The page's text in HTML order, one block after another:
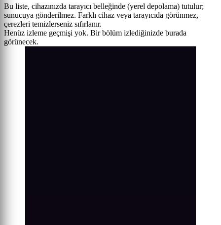
Bu liste, cihazınızda tarayıcı belleğinde (yerel depolama) tutulur;
sunucuya gönderilmez. Farklı cihaz veya tarayıcıda görünmez,
çerezleri temizlerseniz sıfırlanır.
Henüz izleme geçmişi yok. Bir bölüm izlediğinizde burada
görünecek.